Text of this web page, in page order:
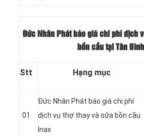
Đức Nhân Phát báo giá chi phí dịch
bồn cầu tại Tân Bình
Stt Hạng mục
01
Đức Nhân Phát báo giá chi phí
dịch vụ thợ thay và sửa bồn cầu
Inax